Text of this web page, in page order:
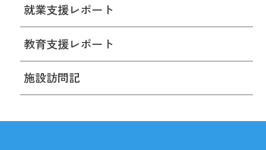
就業支援レポート
教育支援レポート
施設訪問記